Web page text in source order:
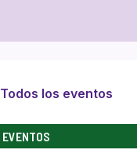
Todos los eventos
EVENTOS